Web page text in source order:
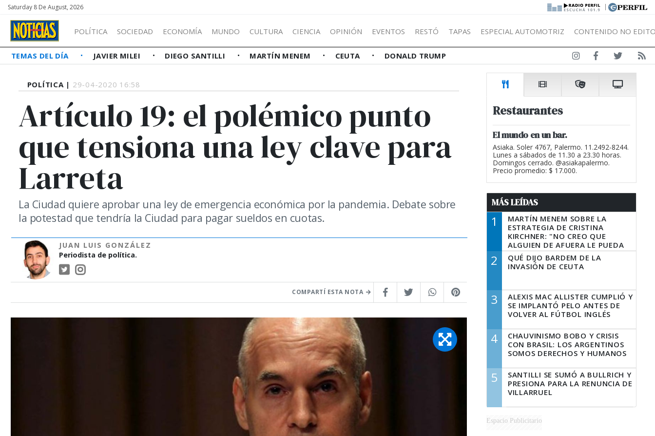
Saturday 8 De August, 2026 |
POLÍTICA SOCIEDAD ECONOMÍA MUNDO CULTURA CIENCIA OPINIÓN EVENTOS RESTÓ TAPAS ESPECIAL AUTOMOTRIZ CONTENIDO NO
TEMAS DEL DÍA JAVIER MILEI DIEGO SANTILLI MARTÍN MENEM CEUTA DONALD TRUMP
POLÍTICA | 29-04-2020 16:58
Artículo 19: el polémico punto
que tensiona una ley clave para
Larreta
La Ciudad quiere aprobar una ley de emergencia económica por la pandemia. Debate sobre
la potestad que tendría la Ciudad para pagar sueldos en cuotas.
JUAN LUIS GONZÁLEZ
Periodista de política.
COMPARTÍ ESTA NOTA
Restaurantes
El mundo en un bar.
Asiaka. Soler 4767, Palermo. 11.2492-8244.
Lunes a sábados de 11.30 a 23.30 horas.
Domingos cerrado. @asiakapalermo.
Precio promedio: $ 17.000.
MÁS LEÍDAS
1
MARTÍN MENEM SOBRE LA
ESTRATEGIA DE CRISTINA
KIRCHNER: "NO CREO QUE
ALGUIEN DE AFUERA LE PUEDA
DECIR A LA JUSTICIA LO QUE
TIENE QUE HACER"
2
QUÉ DIJO BARDEM DE LA
INVASIÓN DE CEUTA
3
ALEXIS MAC ALLISTER CUMPLIÓ Y
SE IMPLANTÓ PELO ANTES DE
VOLVER AL FÚTBOL INGLÉS
4
CHAUVINISMO BOBO Y CRISIS
CON BRASIL: LOS ARGENTINOS
SOMOS DERECHOS Y HUMANOS
5
SANTILLI SE SUMÓ A BULLRICH Y
PRESIONA PARA LA RENUNCIA DE
VILLARRUEL
Espacio Publicitario